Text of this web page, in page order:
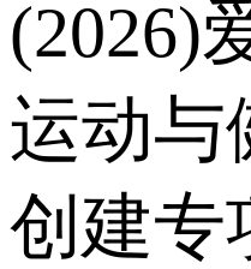
(2026)
运动与
创建专